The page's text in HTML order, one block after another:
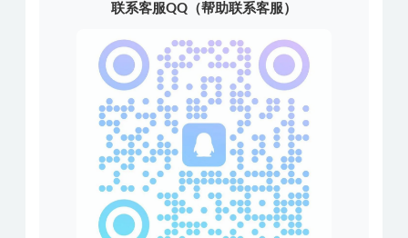
联系客服QQ（帮助联系客服）